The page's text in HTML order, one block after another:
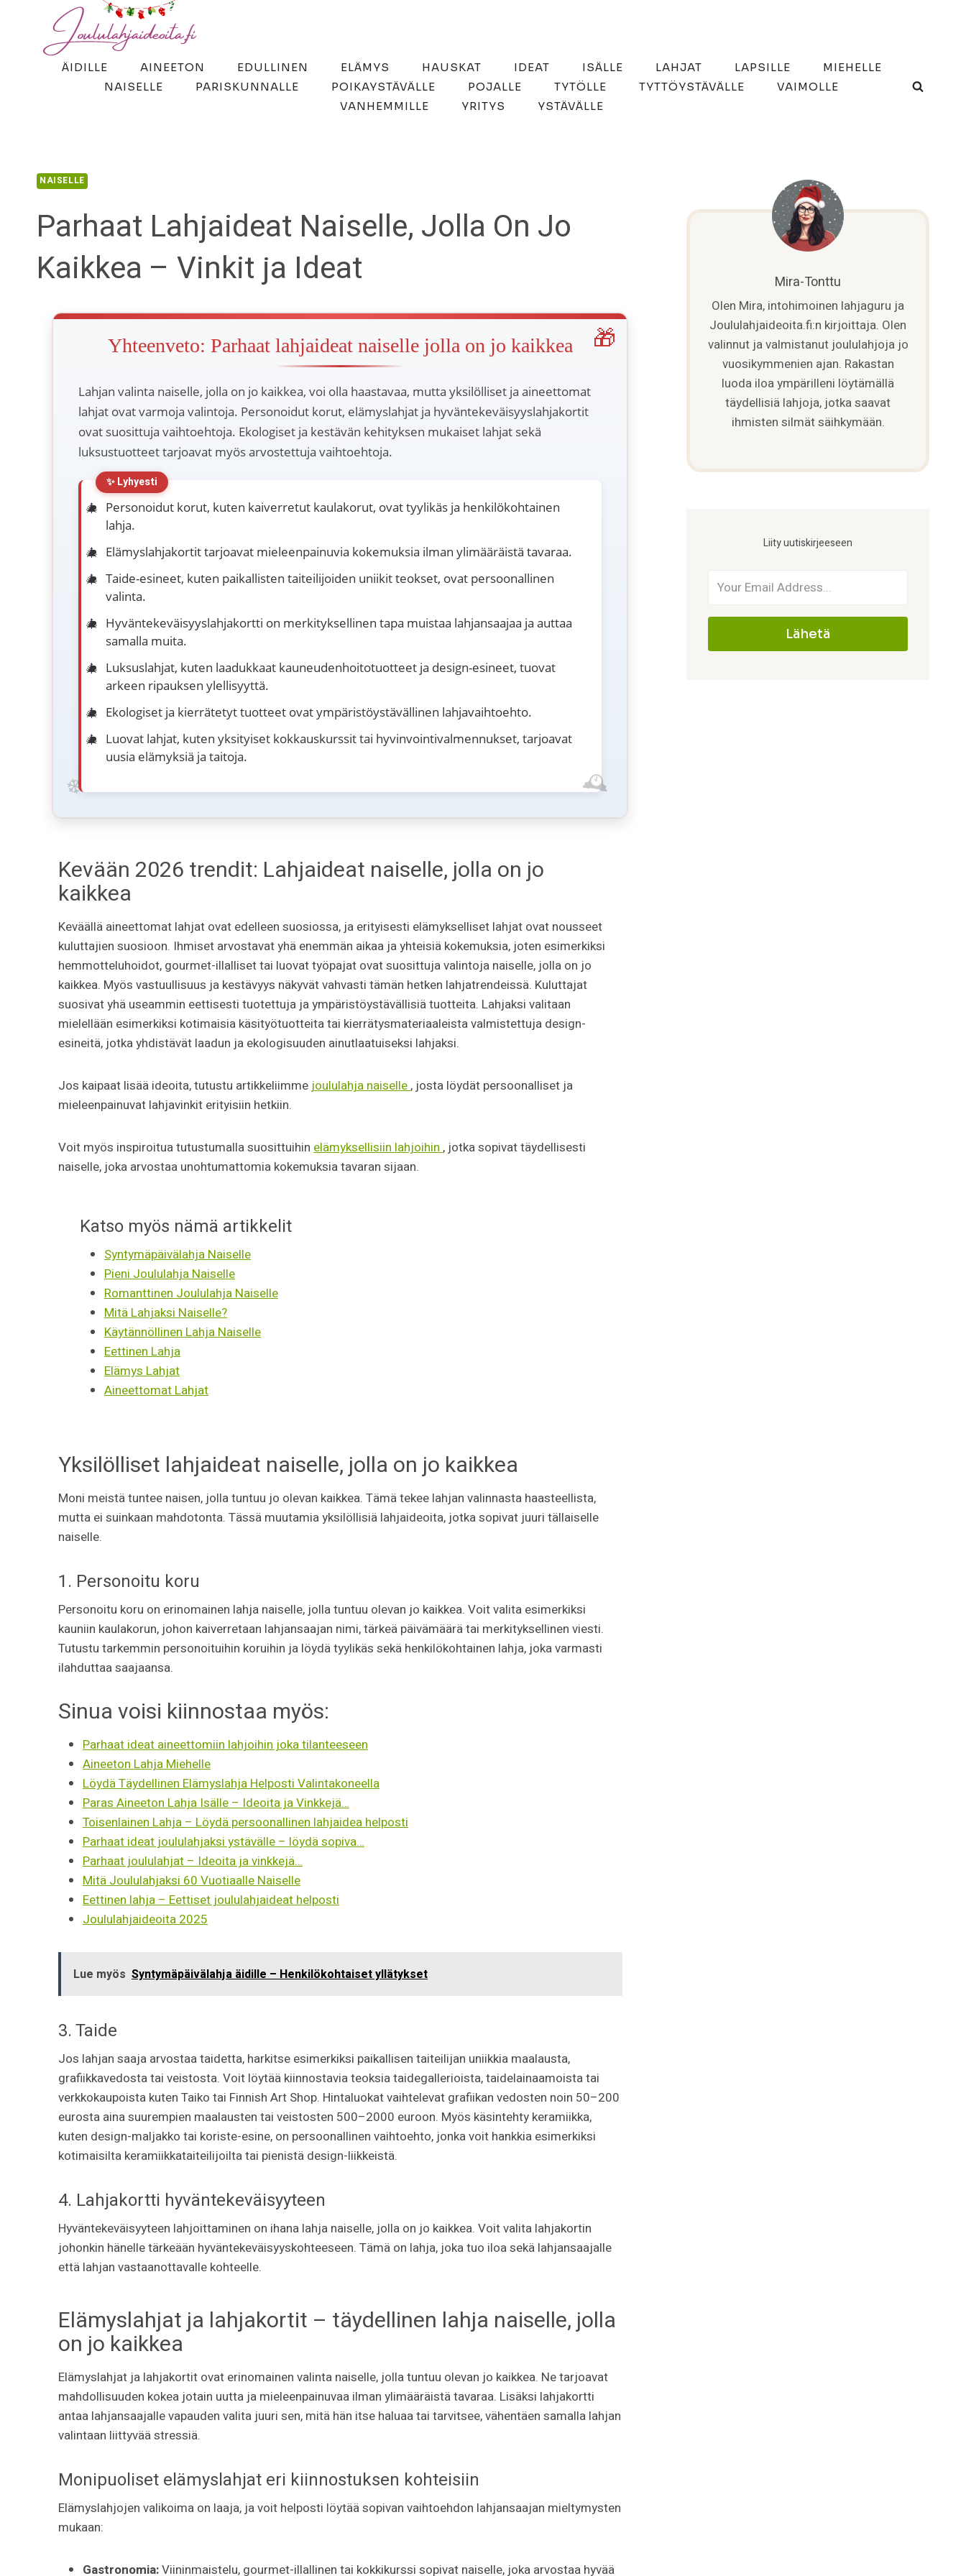
ÄIDILLE AINEETON EDULLINEN ELÄMYS HAUSKAT IDEAT ISÄLLE LAHJAT LAPSILLE
MIEHELLE
NAISELLE
PARISKUNNALLE POIKAYSTÄVÄLLE POJALLE TYTÖLLE TYTTÖYSTÄVÄLLE
VAIMOLLE
VANHEMMILLE
YRITYS YSTÄVÄLLE
NAISELLE
Parhaat Lahjaideat Naiselle, Jolla On Jo
Kaikkea – Vinkit ja Ideat
Yhteenveto: Parhaat lahjaideat naiselle jolla on jo kaikkea
Lahjan valinta naiselle, jolla on jo kaikkea, voi olla haastavaa, mutta yksilölliset ja aineettomat
lahjat ovat varmoja valintoja. Personoidut korut, elämyslahjat ja hyväntekeväisyyslahjakortit
ovat suosittuja vaihtoehtoja. Ekologiset ja kestävän kehityksen mukaiset lahjat sekä
luksustuotteet tarjoavat myös arvostettuja vaihtoehtoja.
Personoidut korut, kuten kaiverretut kaulakorut, ovat tyylikäs ja henkilökohtainen
lahja.
Elämyslahjakortit tarjoavat mieleenpainuvia kokemuksia ilman ylimääräistä tavaraa.
Taide-esineet, kuten paikallisten taiteilijoiden uniikit teokset, ovat persoonallinen
valinta.
Hyväntekeväisyyslahjakortti on merkityksellinen tapa muistaa lahjansaajaa ja auttaa
samalla muita.
Luksuslahjat, kuten laadukkaat kauneudenhoitotuotteet ja design-esineet, tuovat
arkeen ripauksen ylellisyyttä.
Ekologiset ja kierrätetyt tuotteet ovat ympäristöystävällinen lahjavaihtoehto.
Luovat lahjat, kuten yksityiset kokkauskurssit tai hyvinvointivalmennukset, tarjoavat
uusia elämyksiä ja taitoja.
Kevään 2026 trendit: Lahjaideat naiselle, jolla on jo
kaikkea
Keväällä aineettomat lahjat ovat edelleen suosiossa, ja erityisesti elämykselliset lahjat ovat nousseet
kuluttajien suosioon. Ihmiset arvostavat yhä enemmän aikaa ja yhteisiä kokemuksia, joten esimerkiksi
hemmotteluhoidot, gourmet-illalliset tai luovat työpajat ovat suosittuja valintoja naiselle, jolla on jo
kaikkea. Myös vastuullisuus ja kestävyys näkyvät vahvasti tämän hetken lahjatrendeissä. Kuluttajat
suosivat yhä useammin eettisesti tuotettuja ja ympäristöystävällisiä tuotteita. Lahjaksi valitaan
mielellään esimerkiksi kotimaisia käsityötuotteita tai kierrätysmateriaaleista valmistettuja design-
esineitä, jotka yhdistävät laadun ja ekologisuuden ainutlaatuiseksi lahjaksi.
Jos kaipaat lisää ideoita, tutustu artikkeliimmejoululahja naiselle, josta löydät persoonalliset ja
mieleenpainuvat lahjavinkit erityisiin hetkiin.
Voit myös inspiroitua tutustumalla suosittuihin elämyksellisiin lahjoihin, jotka sopivat täydellisesti
naiselle, joka arvostaa unohtumattomia kokemuksia tavaran sijaan.
Katso myös nämä artikkelit
Syntymäpäivälahja Naiselle
Pieni Joululahja Naiselle
Romanttinen Joululahja Naiselle
Mitä Lahjaksi Naiselle?
Käytännöllinen Lahja Naiselle
Eettinen Lahja
Elämys Lahjat
Aineettomat Lahjat
Yksilölliset lahjaideat naiselle, jolla on jo kaikkea
Moni meistä tuntee naisen, jolla tuntuu jo olevan kaikkea. Tämä tekee lahjan valinnasta haasteellista,
mutta ei suinkaan mahdotonta. Tässä muutamia yksilöllisiä lahjaideoita, jotka sopivat juuri tällaiselle
naiselle.
1. Personoitu koru
Personoitu koru on erinomainen lahja naiselle, jolla tuntuu olevan jo kaikkea. Voit valita esimerkiksi
kauniin kaulakorun, johon kaiverretaan lahjansaajan nimi, tärkeä päivämäärä tai merkityksellinen viesti.
Tutustu tarkemmin personoituihin koruihin ja löydä tyylikäs sekä henkilökohtainen lahja, joka varmasti
ilahduttaa saajaansa.
Sinua voisi kiinnostaa myös:
Parhaat ideat aineettomiin lahjoihin joka tilanteeseen
Aineeton Lahja Miehelle
Löydä Täydellinen Elämyslahja Helposti Valintakoneella
Paras Aineeton Lahja Isälle – Ideoita ja Vinkkejä…
Toisenlainen Lahja – Löydä persoonallinen lahjaidea helposti
Parhaat ideat joululahjaksi ystävälle – löydä sopiva…
Parhaat joululahjat – Ideoita ja vinkkejä…
Mitä Joululahjaksi 60 Vuotiaalle Naiselle
Eettinen lahja – Eettiset joululahjaideat helposti
Joululahjaideoita 2025
Lue myös Syntymäpäivälahja äidille – Henkilökohtaiset yllätykset
3. Taide
Jos lahjan saaja arvostaa taidetta, harkitse esimerkiksi paikallisen taiteilijan uniikkia maalausta,
grafiikkavedosta tai veistosta. Voit löytää kiinnostavia teoksia taidegallerioista, taidelainaamoista tai
verkkokaupoista kuten Taiko tai Finnish Art Shop. Hintaluokat vaihtelevat grafiikan vedosten noin 50–200
eurosta aina suurempien maalausten tai veistosten 500–2000 euroon. Myös käsintehty keramiikka,
kuten design-maljakko tai koriste-esine, on persoonallinen vaihtoehto, jonka voit hankkia esimerkiksi
kotimaisilta keramiikkataiteilijoilta tai pienistä design-liikkeistä.
4. Lahjakortti hyväntekeväisyyteen
Hyväntekeväisyyteen lahjoittaminen on ihana lahja naiselle, jolla on jo kaikkea. Voit valita lahjakortin
johonkin hänelle tärkeään hyväntekeväisyyskohteeseen. Tämä on lahja, joka tuo iloa sekä lahjansaajalle
että lahjan vastaanottavalle kohteelle.
Elämyslahjat ja lahjakortit – täydellinen lahja naiselle, jolla
on jo kaikkea
Elämyslahjat ja lahjakortit ovat erinomainen valinta naiselle, jolla tuntuu olevan jo kaikkea. Ne tarjoavat
mahdollisuuden kokea jotain uutta ja mieleenpainuvaa ilman ylimääräistä tavaraa. Lisäksi lahjakortti
antaa lahjansaajalle vapauden valita juuri sen, mitä hän itse haluaa tai tarvitsee, vähentäen samalla lahjan
valintaan liittyvää stressiä.
Monipuoliset elämyslahjat eri kiinnostuksen kohteisiin
Elämyslahjojen valikoima on laaja, ja voit helposti löytää sopivan vaihtoehdon lahjansaajan mieltymysten
mukaan:
Gastronomia:Viininmaistelu, gourmet-illallinen tai kokkikurssi sopivat naiselle, joka arvostaa hyvää
Mira-Tonttu
Olen Mira, intohimoinen lahjaguru ja
Joululahjaideoita.fi:n kirjoittaja. Olen
valinnut ja valmistanut joululahjoja jo
vuosikymmenien ajan. Rakastan
luoda iloa ympärilleni löytämällä
täydellisiä lahjoja, jotka saavat
ihmisten silmät säihkymään.
Liity uutiskirjeeseen
Lähetä